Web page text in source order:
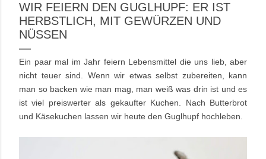
WIR FEIERN DEN GUGLHUPF: ER IST
HERBSTLICH, MIT GEWÜRZEN UND
NÜSSEN
Ein paar mal im Jahr feiern Lebensmittel die uns lieb, aber
nicht teuer sind. Wenn wir etwas selbst zubereiten, kann
man so backen wie man mag, man weiß was drin ist und es
ist viel preiswerter als gekaufter Kuchen. Nach Butterbrot
und Käsekuchen lassen wir heute den Guglhupf hochleben.